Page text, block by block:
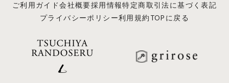
ご利用ガイド会社概要採用情報特定商取引法に基づく表記
プライバシーポリシー利用規約 TOPに戻る